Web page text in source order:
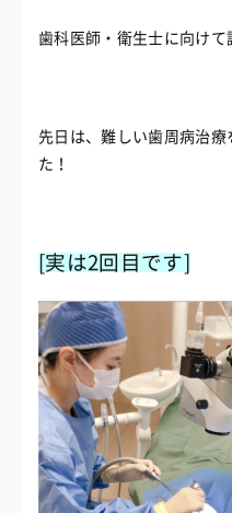
歯科医師・衛生士に向けて
先日は、難しい歯周病治
た！
[実は2回目です]